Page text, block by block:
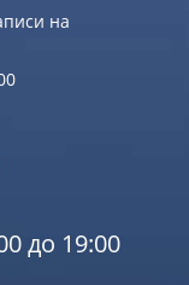
на
до 19:00